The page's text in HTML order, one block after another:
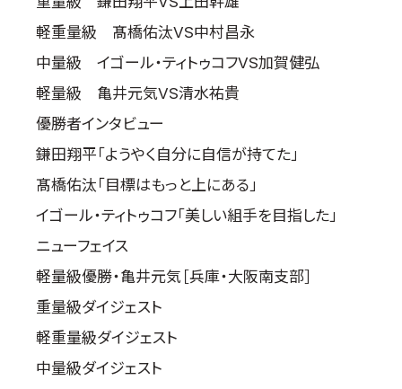
軽重量級 髙橋佑汰VS中村昌永
中量級 イゴール・ティトゥコフVS加賀健弘
軽量級 亀井元気VS清水祐貴
優勝者インタビュー
鎌田翔平「ようやく自分に自信が持てた」
髙橋佑汰「目標はもっと上にある」
イゴール・ティトゥコフ「美しい組手を目指した」
ニューフェイス
軽量級優勝・亀井元気［兵庫・大阪南支部］
重量級ダイジェスト
軽重量級ダイジェスト
中量級ダイジェスト